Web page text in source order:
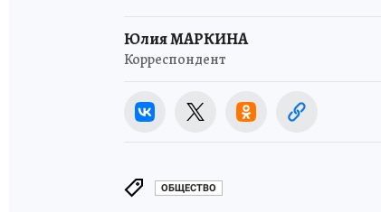
Юлия МАРКИНА
Корреспондент
ОБЩЕСТВО